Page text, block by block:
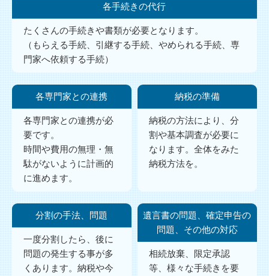
各手続きの代行
たくさんの手続きや書類が必要となります。
（もらえる手続、引継する手続、やめられる手続、専
門家へ依頼する手続）
各専門家との連携
各専門家との連携が必
要です。
時間や費用の無理・無
駄がないように計画的
に進めます。
納税の準備
納税の方法により、分
割や基本調査が必要に
なります。全体をみた
納税方法を。
分割の手法、問題
一度分割したら、後に
問題の発生する事が多
くあります。納税や今
遺言書の問題、確定申告の
問題、その他の対応
相続放棄、限定承認
等、様々な手続きを要